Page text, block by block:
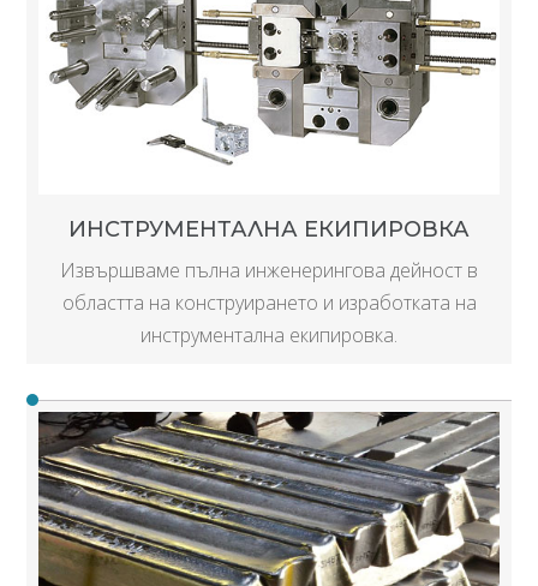
ИНСТРУМЕНТАЛНА ЕКИПИРОВКА
Извършваме пълна инженерингова дейност в
областта на конструирането и изработката на
инструментална екипировка.